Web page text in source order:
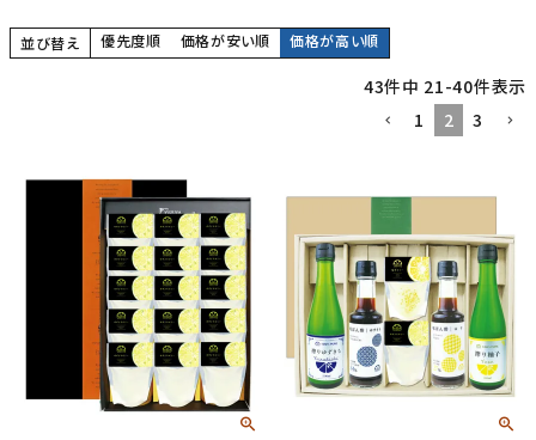
並び替え 優先度順 価格が安い順 価格が高い順
43件中 21-40件表示
1
2 3